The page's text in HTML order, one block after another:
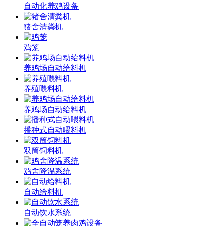
自动化养鸡设备
猪舍清粪机
鸡笼
养鸡场自动给料机
养殖喂料机
养鸡场自动给料机
播种式自动喂料机
双筒饲料机
鸡舍降温系统
自动给料机
自动饮水系统